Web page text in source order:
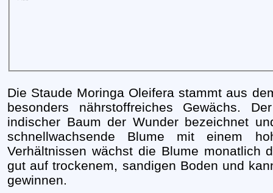
Die Staude Moringa Oleifera stammt aus
besonders nährstoffreiches Gewächs.
indischer Baum der Wunder bezeichnet
schnellwachsende Blume mit einem
Verhältnissen wächst die Blume monatlich
gut auf trockenem, sandigen Boden und
gewinnen.